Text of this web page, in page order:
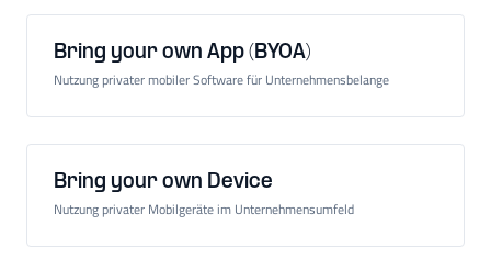
Bring your own App (BYOA)
Nutzung privater mobiler Software für Unternehmensbelange
Bring your own Device
Nutzung privater Mobilgeräte im Unternehmensumfeld